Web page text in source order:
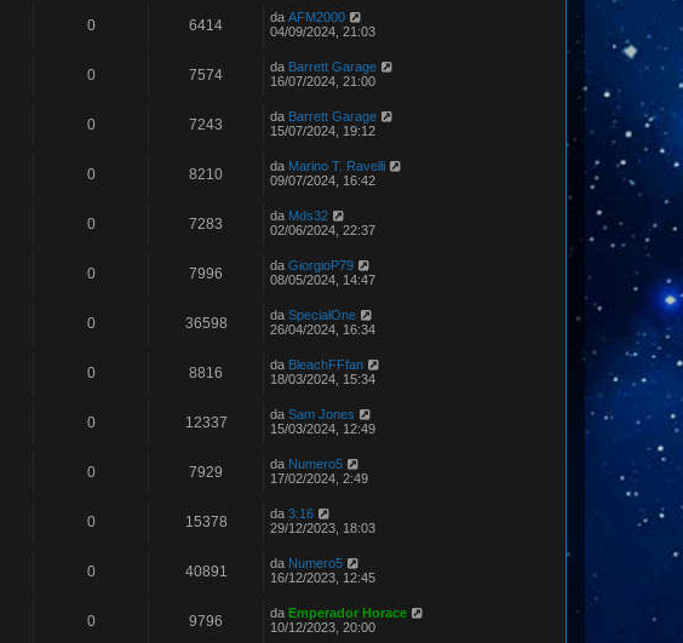
0 6414 da AFM2000
04/09/2024, 21:03
0 7574 da Barrett Garage
16/07/2024, 21:00
0 7243 da Barrett Garage
15/07/2024, 19:12
0 8210 da Marino T. Ravelli
09/07/2024, 16:42
0 7283 da Mds32
02/06/2024, 22:37
0 7996 da GiorgioP79
08/05/2024, 14:47
0 36598 da SpecialOne
26/04/2024, 16:34
0 8816 da BleachFFfan
18/03/2024, 15:34
0 12337 da Sam Jones
15/03/2024, 12:49
0 7929 da Numero5
17/02/2024, 2:49
0 15378 da 3:16
29/12/2023, 18:03
0 40891 da Numero5
16/12/2023, 12:45
0 9796 da Emperador Horace
10/12/2023, 20:00